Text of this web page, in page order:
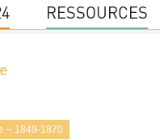
RESSOURCES
-- 1849-1870